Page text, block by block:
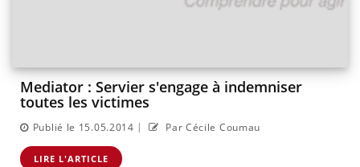
Mediator : Servier s'engage à indemniser
toutes les victimes
Publié le 15.05.2014 | Par Cécile Coumau
LIRE L'ARTICLE